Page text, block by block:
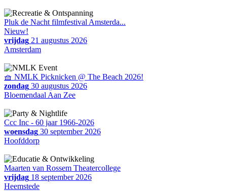
Pluk de Nacht filmfestival Amsterda...
Nieuw!
vrijdag 21 augustus 2026
Amsterdam
🧺 NMLK Picknicken @ The Beach 2026!
zondag 30 augustus 2026
Bloemendaal Aan Zee
Ccc Inc - 60 jaar 1966-2026
woensdag 30 september 2026
Hoofddorp
Maarten van Rossem Theatercollege
vrijdag 18 september 2026
Heemstede